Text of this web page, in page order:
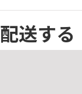
配送する